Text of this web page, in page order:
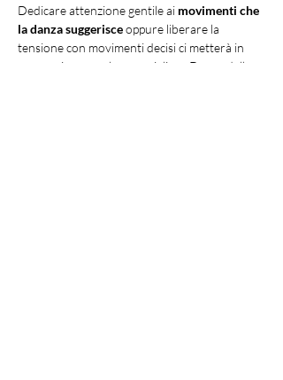
Dedicare attenzione gentile ai movimenti che
la danza suggerisce oppure liberare la
tensione con movimenti decisi ci metterà in
connessione con la meravigliosa Danza della